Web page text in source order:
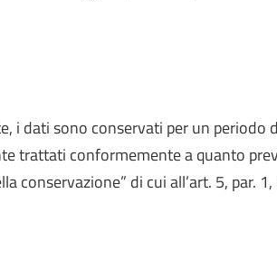
dati sono conservati per un periodo
trattati conformemente a quanto
di cui all’art. 5, par. 1,